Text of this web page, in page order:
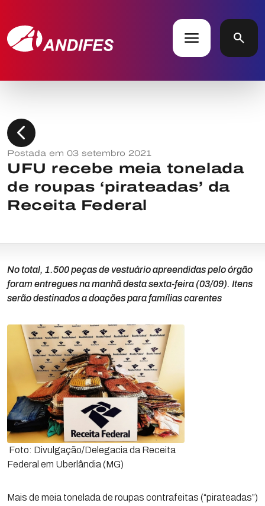
menu search
chevron_left
Postada em 03 setembro 2021
UFU recebe meia tonelada
de roupas ‘pirateadas’ da
Receita Federal
No total, 1.500 peças de vestuário apreendidas pelo órgão
foram entregues na manhã desta sexta-feira (03/09). Itens
serão destinados a doações para famílias carentes
Foto: Divulgação/Delegacia da Receita
Federal em Uberlândia (MG)
Mais de meia tonelada de roupas contrafeitas (“pirateadas”)